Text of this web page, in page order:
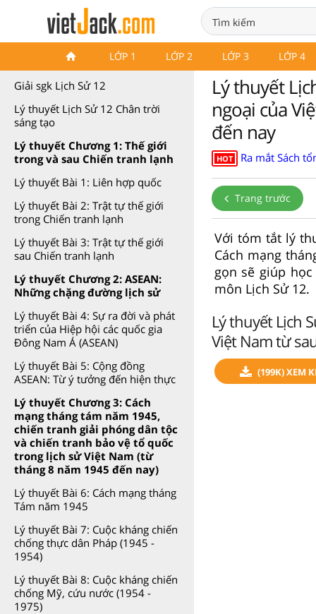
LỚP 1 LỚP 2 LỚP 3 LỚP 4
Lý thuyết Lịch Sử 12 Chân trời
Giải sgk Lịch Sử 12
Lý thuyết Lịch Sử 12 Chân trời
sáng tạo
Lý thuyết Chương 1: Thế giới
trong và sau Chiến tranh lạnh
Lý thuyết Bài 1: Liên hợp quốc
Lý thuyết Bài 2: Trật tự thế giới
trong Chiến tranh lạnh
Lý thuyết Bài 3: Trật tự thế giới
sau Chiến tranh lạnh
Lý thuyết Chương 2: ASEAN:
Những chặng đường lịch sử
Lý thuyết Bài 4: Sự ra đời và phát
triển của Hiệp hội các quốc gia
Đông Nam Á (ASEAN)
Lý thuyết Bài 5: Cộng đồng
ASEAN: Từ ý tưởng đến hiện thực
Lý thuyết Chương 3: Cách
mạng tháng tám năm 1945,
chiến tranh giải phóng dân tộc
và chiến tranh bảo vệ tổ quốc
trong lịch sử Việt Nam (từ
tháng 8 năm 1945 đến nay)
Lý thuyết Bài 6: Cách mạng tháng
Tám năm 1945
Lý thuyết Bài 7: Cuộc kháng chiến
chống thực dân Pháp (1945 -
1954)
Lý thuyết Bài 8: Cuộc kháng chiến
chống Mỹ, cứu nước (1954 -
1975)
Lý thuyết
ngoại của
đến nay
HOT Ra mắt Sách
Trang trước
Với tóm tắt lý
Cách mạng
gọn sẽ giúp
môn Lịch Sử 12.
Lý thuyết Lịch
Việt Nam từ
(199K) XEM